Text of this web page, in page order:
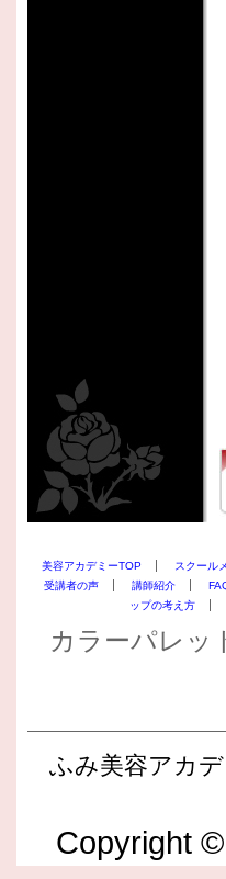
美容アカデミーTOP スクール
受講者の声
講師紹介
ップの考え方
カラーパレッ
ふみ美容アカ
Copyright